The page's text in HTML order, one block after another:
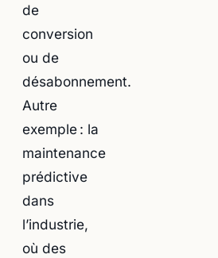
de
conversion
ou de
désabonnement.
Autre
exemple : la
maintenance
prédictive
dans
l’industrie,
où des